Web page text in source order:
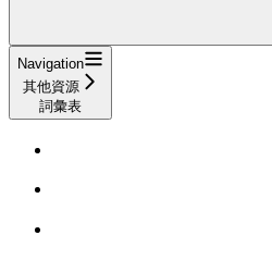
Navigation
其他資源
詞彙表